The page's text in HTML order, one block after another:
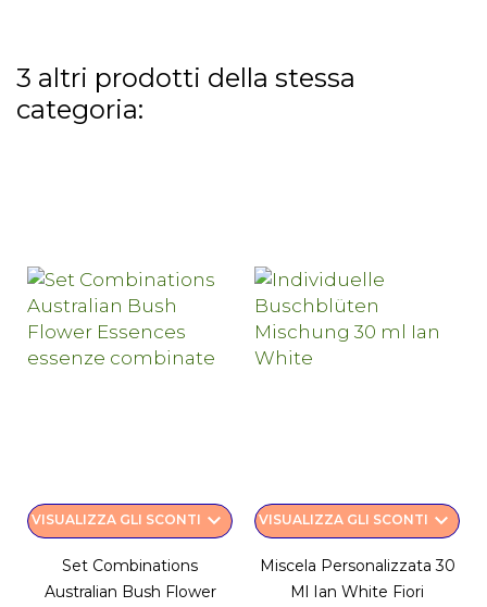
3 altri prodotti della stessa
categoria:
VISUALIZZA GLI SCONTI keyboard_arrow_down
Set Combinations
Australian Bush Flower
VISUALIZZA GLI SCONTI keyboard_arrow_down
Miscela Personalizzata 30
Ml Ian White Fiori